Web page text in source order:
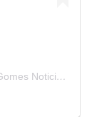
Uma publicação partilhada por Blog Adalberto Gomes Noticias (@blogadalbertogomesnoticiass)